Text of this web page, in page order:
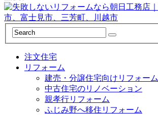
注文住宅
リフォーム
建売・分譲住宅向けリフォーム
中古住宅のリノベーション
親孝行リフォーム
ふじみ野へ移住リフォーム